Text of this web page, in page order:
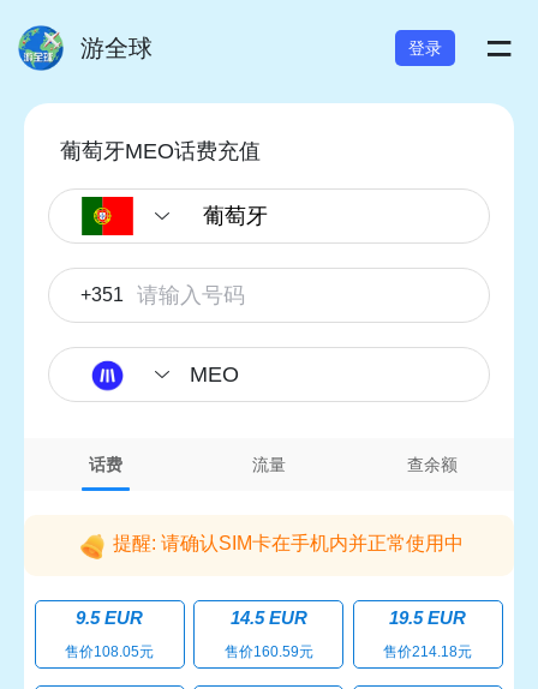
游全球 登录 =
葡萄牙MEO话费充值
+351
MEO
话费 流量 查余额
提醒: 请确认SIM卡在手机内并正常使用中
9.5 EUR
售价108.05元
14.5 EUR
售价160.59元
19.5 EUR
售价214.18元